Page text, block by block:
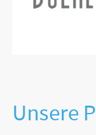
Unsere